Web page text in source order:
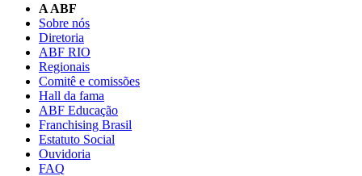
A ABF
Sobre nós
Diretoria
ABF RIO
Regionais
Comitê e comissões
Hall da fama
ABF Educação
Franchising Brasil
Estatuto Social
Ouvidoria
FAQ